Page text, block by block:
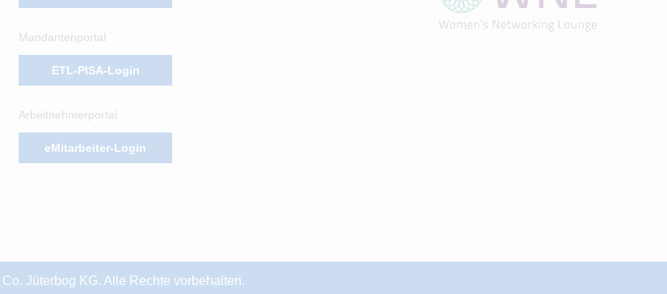
Mandantenportal
ETL-PISA-Login
Arbeitnehmerportal
eMitarbeiter-Login
Jüterbog KG. Alle Rechte vorbehalten.